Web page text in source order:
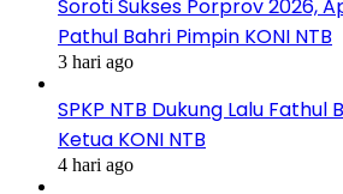
Soroti Sukses Porprov 2026,
Pathul Bahri Pimpin KONI NTB
3 hari ago
SPKP NTB Dukung Lalu Fathul
Ketua KONI NTB
4 hari ago